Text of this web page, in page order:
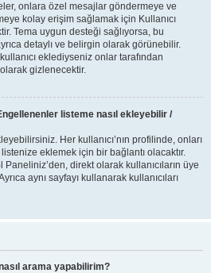
onlara özel mesajlar göndermeye ve
kolay erişim sağlamak için Kullanıcı
Tema uygun desteği sağlıyorsa, bu
detaylı ve belirgin olarak görünebilir.
eklediyseniz onlar tarafından
gizlenecektir.
listeme nasıl ekleyebilir /
Her kullanıcı’nın profilinde, onları
eklemek için bir bağlantı olacaktır.
direkt olarak kullanıcıların üye
aynı sayfayı kullanarak kullanıcıları
arama yapabilirim?